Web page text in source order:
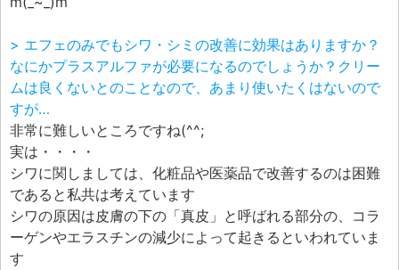
> エフェのみでもシワ・シミの改善に効果はありますか？
なにかプラスアルファが必要になるのでしょうか？クリー
ムは良くないとのことなので、あまり使いたくはないので
すが…
非常に難しいところですね(^^;
実は・・・・
シワに関しましては、化粧品や医薬品で改善するのは困難
であると私共は考えています
シワの原因は皮膚の下の「真皮」と呼ばれる部分の、コラ
ーゲンやエラスチンの減少によって起きるといわれていま
す